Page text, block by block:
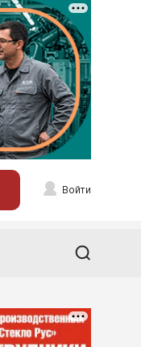
Войти